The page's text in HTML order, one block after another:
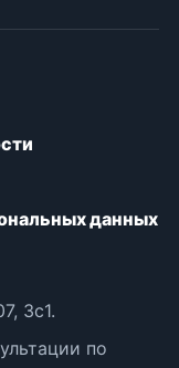
данных
3с1.
по